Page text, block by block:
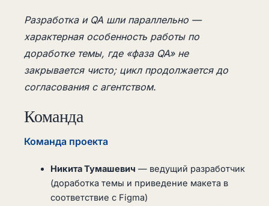
Разработка и QA шли параллельно —
характерная особенность работы по
доработке темы, где «фаза QA» не
закрывается чисто; цикл продолжается до
согласования с агентством.
Команда
Команда проекта
Никита Тумашевич — ведущий разработчик
(доработка темы и приведение макета в
соответствие с Figma)